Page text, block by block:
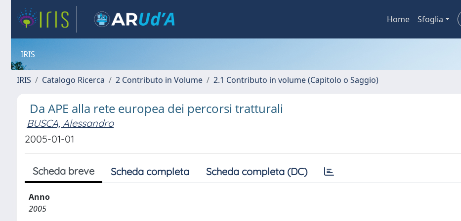
Home Sfoglia
IRIS
IRIS Catalogo Ricerca 2 Contributo in Volume 2.1 Contributo in volume (Capitolo o Saggio)
Da APE alla rete europea dei percorsi tratturali
BUSCA, Alessandro
2005-01-01
Scheda breve Scheda completa Scheda completa (DC)
Anno
2005